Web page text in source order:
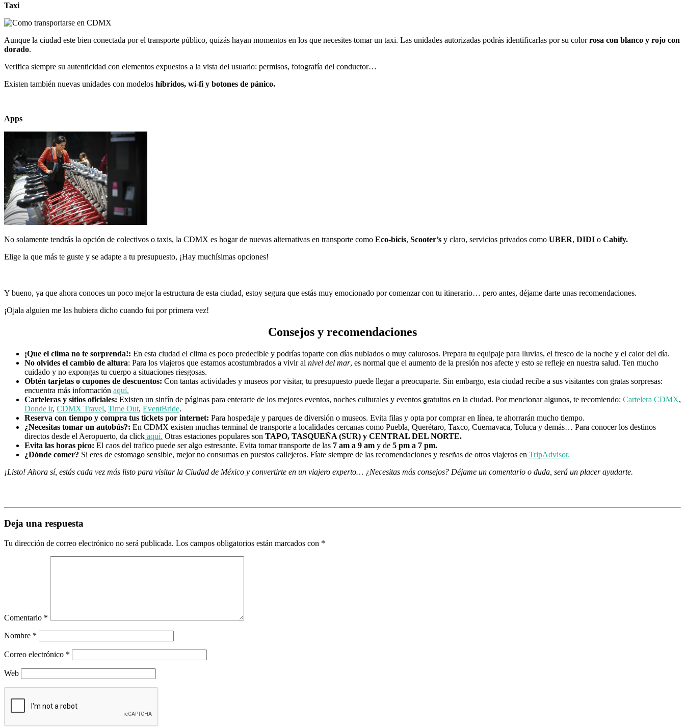
Taxi
Aunque la ciudad este bien conectada por el transporte público, quizás hayan momentos en los que necesites tomar un taxi. Las unidades autorizadas podrás identificarlas por su colorrosa con blanco y rojo con
dorado.
Verifica siempre su autenticidad con elementos expuestos a la vista del usuario: permisos, fotografía del conductor…
Existen también nuevas unidades con modelos híbridos, wi-fi y botones de pánico.
Apps
No solamente tendrás la opción de colectivos o taxis, la CDMX es hogar de nuevas alternativas en transporte como Eco-bicis, Scooter’s y claro, servicios privados como UBER, DIDI o Cabify.
Elige la que más te guste y se adapte a tu presupuesto, ¡Hay muchísimas opciones!
Y bueno, ya que ahora conoces un poco mejor la estructura de esta ciudad, estoy segura que estás muy emocionado por comenzar con tu itinerario… pero antes, déjame darte unas recomendaciones.
¡Ojala alguien me las hubiera dicho cuando fui por primera vez!
Consejos y recomendaciones
¡Que el clima no te sorprenda!: En esta ciudad el clima es poco predecible y podrías toparte con días nublados o muy calurosos. Prepara tu equipaje para lluvias, el fresco de la noche y el calor del día.
No olvides el cambio de altura: Para los viajeros que estamos acostumbrados a vivir al nivel del mar, es normal que el aumento de la presión nos afecte y esto se refleje en nuestra salud. Ten mucho
cuidado y no expongas tu cuerpo a situaciones riesgosas.
Obtén tarjetas o cupones de descuentos: Con tantas actividades y museos por visitar, tu presupuesto puede llegar a preocuparte. Sin embargo, esta ciudad recibe a sus visitantes con gratas sorpresas:
encuentra más información aquí.
Carteleras y sitios oficiales: Existen un sinfín de páginas para enterarte de los mejores eventos, noches culturales y eventos gratuitos en la ciudad. Por mencionar algunos, te recomiendo: Cartelera CDMX,
Donde ir, CDMX Travel, Time Out, EventBride.
Reserva con tiempo y compra tus tickets por internet: Para hospedaje y parques de diversión o museos. Evita filas y opta por comprar en línea, te ahorrarán mucho tiempo.
¿Necesitas tomar un autobús?: En CDMX existen muchas terminal de transporte a localidades cercanas como Puebla, Querétaro, Taxco, Cuernavaca, Toluca y demás… Para conocer los destinos
directos desde el Aeropuerto, da click aquí. Otras estaciones populares son TAPO, TASQUEÑA (SUR) y CENTRAL DEL NORTE.
Evita las horas pico: El caos del trafico puede ser algo estresante. Evita tomar transporte de las 7 am a 9 am y de 5 pm a 7 pm.
¿Dónde comer? Si eres de estomago sensible, mejor no consumas en puestos callejeros. Fíate siempre de las recomendaciones y reseñas de otros viajeros en TripAdvisor.
¡Listo! Ahora sí, estás cada vez más listo para visitar la Ciudad de México y convertirte en un viajero experto… ¿Necesitas más consejos? Déjame un comentario o duda, será un placer ayudarte.
Deja una respuesta
Tu dirección de correo electrónico no será publicada. Los campos obligatorios están marcados con *
Comentario *
Nombre *
Correo electrónico *
Web